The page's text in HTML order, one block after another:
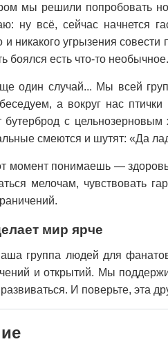
мы решили попробовать
ну всё, сейчас начнется
и никакого угрызения
боялся есть что-то необычное.
один случай... Мы всей
а вокруг нас
бутерброд с
смеются и шутят: «Да
момент понимаешь —
мелочам, чувствовать
мир ярче
группа людей для
и открытий. Мы
И поверьте, эта